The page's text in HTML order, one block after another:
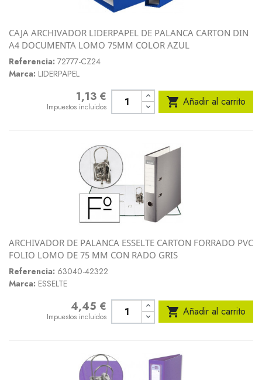
CAJA ARCHIVADOR LIDERPAPEL DE PALANCA CARTON DIN
A4 DOCUMENTA LOMO 75MM COLOR AZUL
Referencia: 72777-CZ24
Marca: LIDERPAPEL
1,13 €
Impuestos incluidos  Añadir al carrito
ARCHIVADOR DE PALANCA ESSELTE CARTON FORRADO PVC
FOLIO LOMO DE 75 MM CON RADO GRIS
Referencia: 63040-42322
Marca: ESSELTE
4,45 €
Impuestos incluidos  Añadir al carrito